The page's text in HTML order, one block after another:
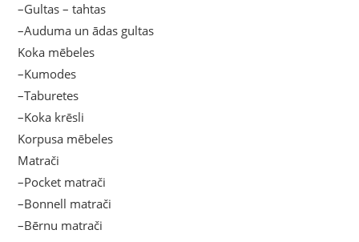
–Gultas – tahtas
–Auduma un ādas gultas
Koka mēbeles
–Kumodes
–Taburetes
–Koka krēsli
Korpusa mēbeles
Matrači
–Pocket matrači
–Bonnell matrači
–Bērnu matrači